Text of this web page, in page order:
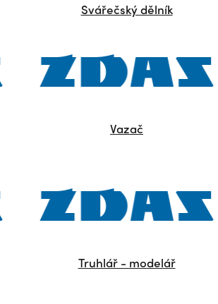
Svářečský dělník
Vazač
Truhlář - modelář